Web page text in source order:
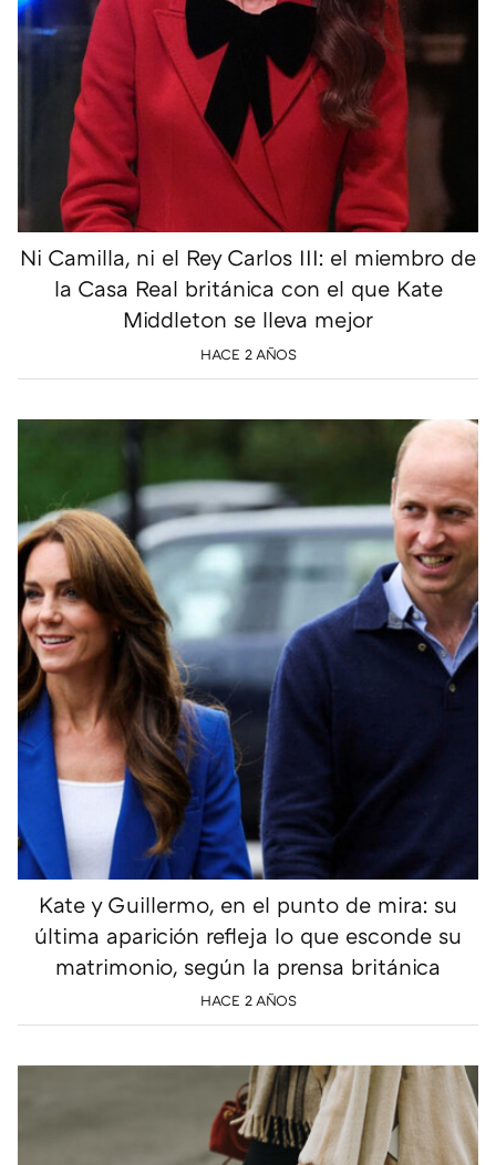
Ni Camilla, ni el Rey Carlos III: el miembro de
la Casa Real británica con el que Kate
Middleton se lleva mejor
HACE 2 AÑOS
Kate y Guillermo, en el punto de mira: su
última aparición refleja lo que esconde su
matrimonio, según la prensa británica
HACE 2 AÑOS